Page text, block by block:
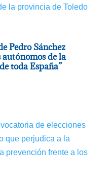
Pedro Sánchez
de la
toda España”